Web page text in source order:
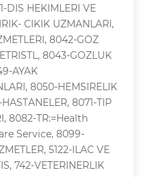
DIS HEKIMLERI VE
CIKIK UZMANLARI,
8042-GOZ
8043-GOZLUK
AYAK
8050-HEMSIRELIK
8071-TIP
8082-TR:=Health
Service, 8099-
5122-ILAC VE
742-VETERINERLIK